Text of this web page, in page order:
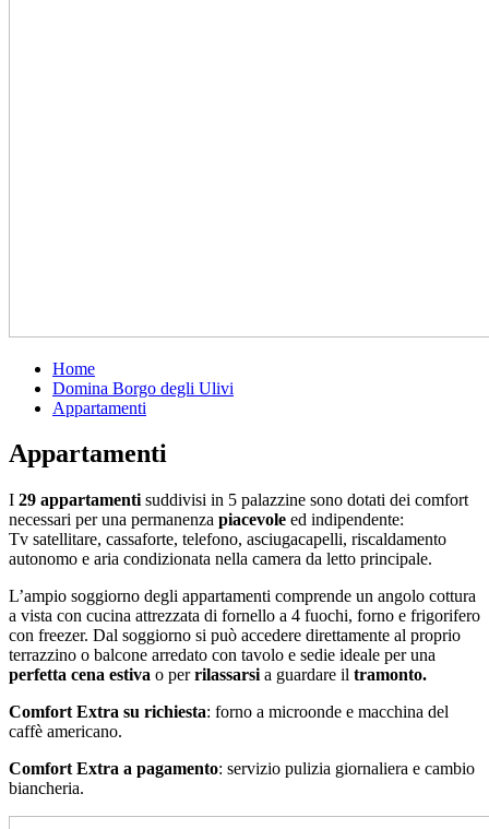
Home
Domina Borgo degli Ulivi
Appartamenti
Appartamenti
I 29 appartamenti suddivisi in 5 palazzine sono dotati dei comfort
necessari per una permanenza piacevole ed indipendente:
Tv satellitare, cassaforte, telefono, asciugacapelli, riscaldamento
autonomo e aria condizionata nella camera da letto principale.
L’ampio soggiorno degli appartamenti comprende un angolo cottura
a vista con cucina attrezzata di fornello a 4 fuochi, forno e frigorifero
con freezer. Dal soggiorno si può accedere direttamente al proprio
terrazzino o balcone arredato con tavolo e sedie ideale per una
perfetta cena estiva o perrilassarsi a guardare il tramonto.
Comfort Extra su richiesta: forno a microonde e macchina del
caffè americano.
Comfort Extra a pagamento: servizio pulizia giornaliera e cambio
biancheria.